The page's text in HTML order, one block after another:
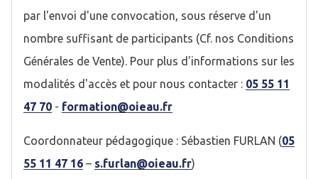
par l'envoi d'une convocation, sous réserve d'un
nombre suffisant de participants (Cf. nos Conditions
Générales de Vente). Pour plus d'informations sur les
modalités d'accès et pour nous contacter : 05 55 11
47 70 - formation@oieau.fr
Coordonnateur pédagogique : Sébastien FURLAN (05
55 11 47 16 – s.furlan@oieau.fr)